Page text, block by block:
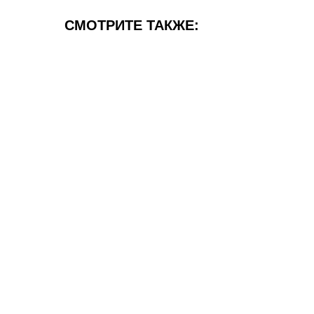
СМОТРИТЕ ТАКЖЕ: